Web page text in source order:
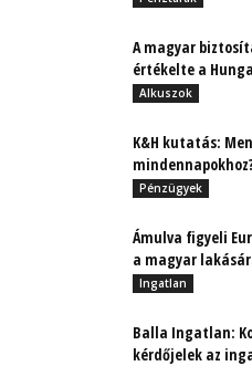
A magyar
értékelte a
Alkuszok
K&H kutatás:
Pénzügyek
Ámulva figyeli
a magyar
Ingatlan
Balla Ingatlan:
kérdőjelek az